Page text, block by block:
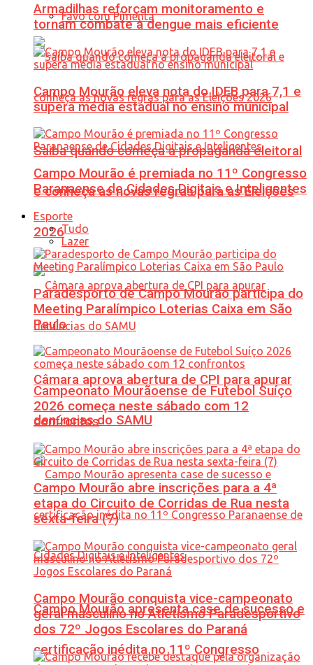
Favo com Pimenta
Saiba quando começa a propaganda eleitoral
e conheça as novas regras para as Eleições
2026
Câmara aprova abertura de CPI para apurar
denúncias do SAMU
Campo Mourão apresenta case de sucesso e
certificação inédita no 11º Congresso
Armadilhas reforçam monitoramento e
tornam combate à dengue mais eficiente
Campo Mourão eleva nota do IDEB para 7,1 e
supera média estadual no ensino municipal
Campo Mourão é premiada no 11º Congresso
Paranaense de Cidades Digitais e Inteligentes
Esporte
Tudo
Lazer
Paradesporto de Campo Mourão participa do
Meeting Paralímpico Loterias Caixa em São
Paulo
Campeonato Mourãoense de Futebol Suíço
2026 começa neste sábado com 12
confrontos
Campo Mourão abre inscrições para a 4ª
etapa do Circuito de Corridas de Rua nesta
sexta-feira (7)
Campo Mourão conquista vice-campeonato
geral masculino no Atletismo Paradesportivo
dos 72º Jogos Escolares do Paraná